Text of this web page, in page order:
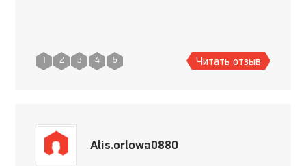
1 2 3 4 5 Читать отзыв
Alis.orlowa0880